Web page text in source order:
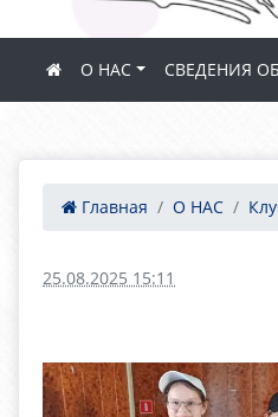
О НАС СВЕДЕНИЯ
Главная О НАС
25.08.2025 15:11